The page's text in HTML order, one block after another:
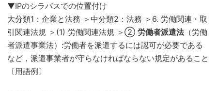
▼IPのシラバスでの位置付け
大分類1：企業と法務 ＞中分類2：法務 ＞6. 労働関連・取
引関連法規 ＞(1) 労働関連法規 ＞② 労働者派遣法（労働
者派遣事業法）:労働者を派遣するには認可が必要である
など，派遣事業者が守らなければならない規定があること
〔用語例〕